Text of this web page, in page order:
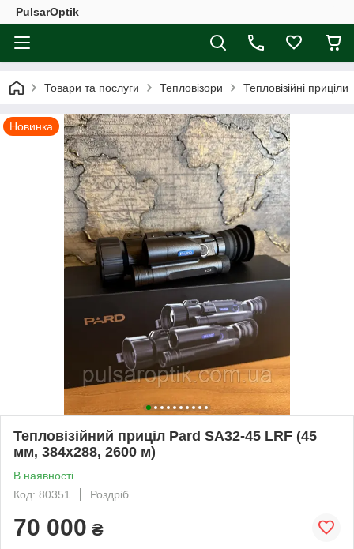
PulsarOptik
Товари та послуги Тепловізори Тепловізійні приціли
Новинка
Тепловізійний приціл Pard SA32-45 LRF (45
мм, 384х288, 2600 м)
В наявності
Код: 80351
Роздріб
70 000 ₴